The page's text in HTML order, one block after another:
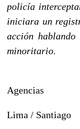
policía
iniciara un
acción
minoritario.
Agencias
Lima / Santiago